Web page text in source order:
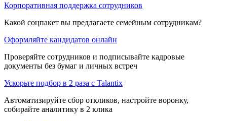
Корпоративная поддержка сотрудников
Какой соцпакет вы предлагаете семейным сотрудникам?
Оформляйте кандидатов онлайн
Проверяйте сотрудников и подписывайте кадровые
документы без бумаг и личных встреч
Ускорьте подбор в 2 раза с Talantix
Автоматизируйте сбор откликов, настройте воронку,
собирайте аналитику в 2 клика